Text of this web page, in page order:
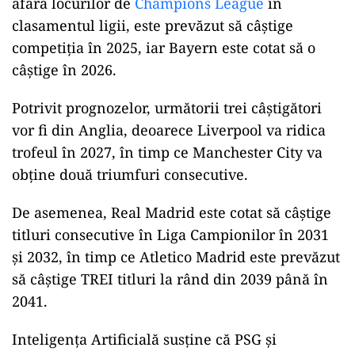
clasamentul ligii, este prevăzut să câștige
competiția în 2025, iar Bayern este cotat să o
câștige în 2026.
Potrivit prognozelor, următorii trei câștigători
vor fi din Anglia, deoarece Liverpool va ridica
trofeul în 2027, în timp ce Manchester City va
obține două triumfuri consecutive.
De asemenea, Real Madrid este cotat să câștige
titluri consecutive în Liga Campionilor în 2031
și 2032, în timp ce Atletico Madrid este prevăzut
să câștige TREI titluri la rând din 2039 până în
2041.
Inteligența Artificială susține că PSG și